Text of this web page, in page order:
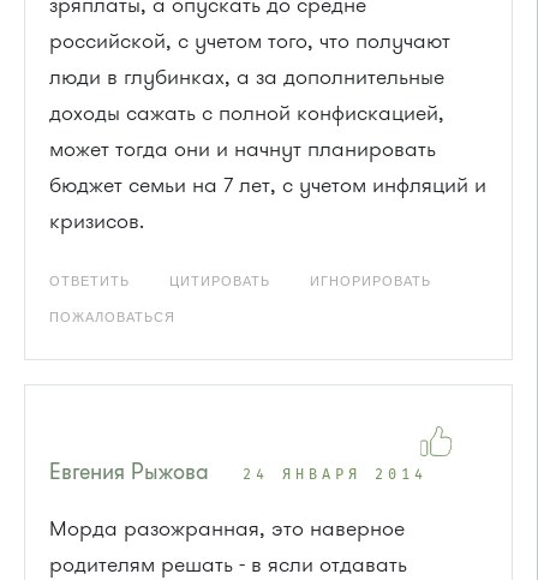
российской, с учетом того, что получают
люди в глубинках, а за дополнительные
доходы сажать с полной конфискацией,
может тогда они и начнут планировать
бюджет семьи на 7 лет, с учетом инфляций и
кризисов.
ОТВЕТИТЬ ЦИТИРОВАТЬ ИГНОРИРОВАТЬ
ПОЖАЛОВАТЬСЯ
Евгения Рыжова 24 ЯНВАРЯ 2014
Морда разожранная, это наверное
родителям решать - в ясли отдавать